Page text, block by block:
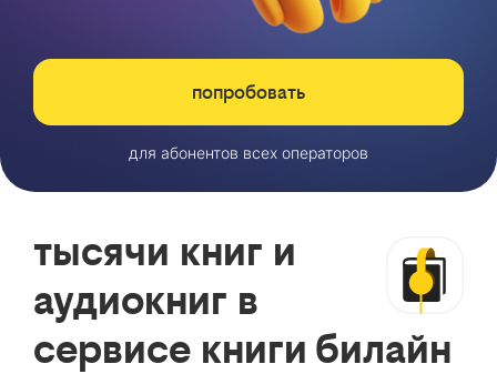
попробовать
для абонентов всех операторов
тысячи книг и
аудиокниг в
сервисе книги билайн